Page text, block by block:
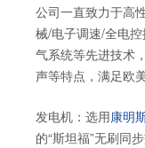
公司一直致力于高
械/电子调速/全电
气系统等先进技术
声等特点，满足欧
发电机：选用康明
的“斯坦福”无刷同